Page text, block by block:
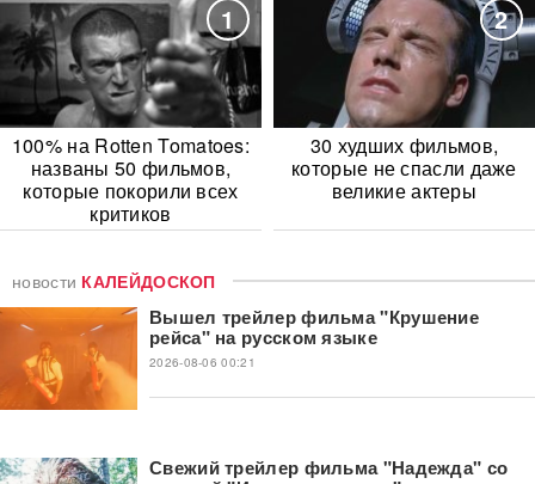
1
100% на Rotten Tomatoes:
названы 50 фильмов,
которые покорили всех
критиков
2
30 худших фильмов,
которые не спасли даже
великие актеры
новости КАЛЕЙДОСКОП
Вышел трейлер фильма "Крушение
рейса" на русском языке
2026-08-06 00:21
Свежий трейлер фильма "Надежда" со